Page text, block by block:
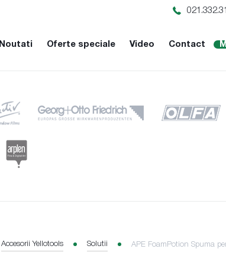
Noutati Oferte speciale Video Contact
Accesorii Yellotools Solutii APE FoamPotion Spuma